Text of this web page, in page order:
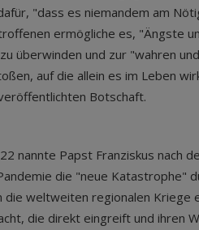
"dass es niemandem am
ermögliche es, "Ängste
überwinden und zur "wahren und
auf die allein es im Leben
Botschaft.
nannte Papst Franziskus nach
die "neue Katastrophe"
die weltweiten regionalen Kriege
die direkt eingreift und ihren